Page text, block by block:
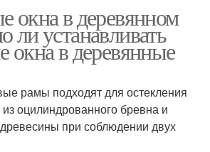
окна в деревянном
устанавливать
окна в деревянные
рамы подходят для остекления
оцилиндрованного бревна и
при соблюдении двух